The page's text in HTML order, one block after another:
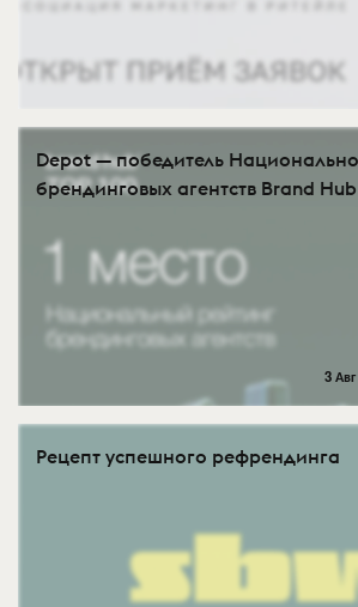
Depot — победитель
брендинговых агентств Brand
3 Авг
Рецепт успешного рефрендинга